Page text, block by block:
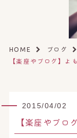
お悩み
店舗一
オンラ
HOME
ブログ
【楽座やブログ】よ
2015/04/02
【楽座やブロ